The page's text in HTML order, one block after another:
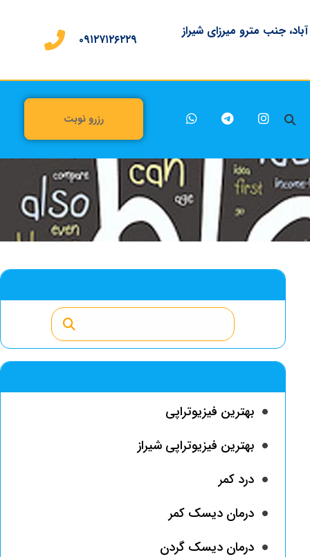
جنب مترو میرزای شیراز
۰۹۱۲۷۱۲۶۲۲۹
رزرو نوبت
بهترین فیزیوتراپی
بهترین فیزیوتراپی شیراز
درد کمر
درمان دیسک کمر
درمان دیسک گردن